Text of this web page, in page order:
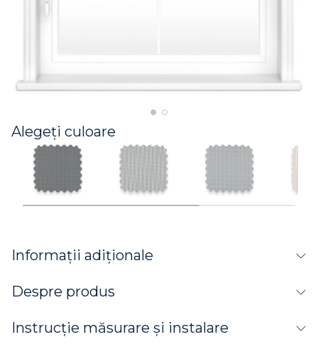
Alegeți culoare
Informații adiționale
Despre produs
Instrucție măsurare și instalare